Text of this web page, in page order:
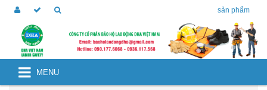
sản phẩm
MENU